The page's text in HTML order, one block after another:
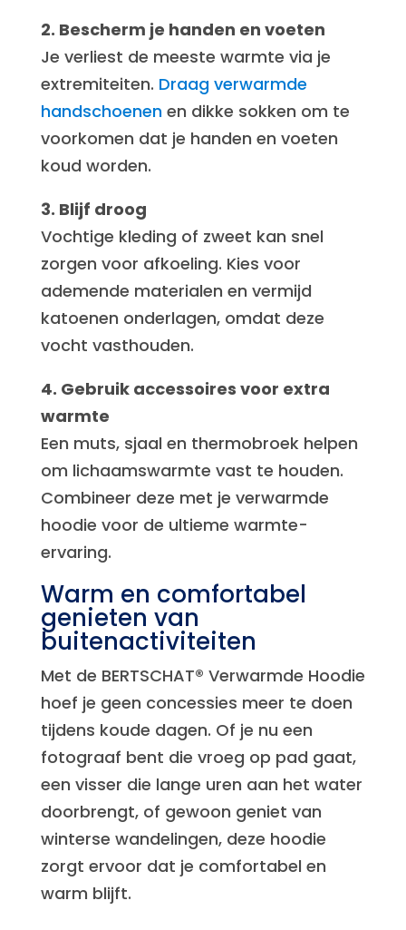
2. Bescherm je handen en voeten
Je verliest de meeste warmte via je
extremiteiten. Draag verwarmde
handschoenenen dikke sokken om te
voorkomen dat je handen en voeten
koud worden.
3. Blijf droog
Vochtige kleding of zweet kan snel
zorgen voor afkoeling. Kies voor
ademende materialen en vermijd
katoenen onderlagen, omdat deze
vocht vasthouden.
4. Gebruik accessoires voor extra
warmte
Een muts, sjaal en thermobroek helpen
om lichaamswarmte vast te houden.
Combineer deze met je verwarmde
hoodie voor de ultieme warmte-
ervaring.
Warm en comfortabel
genieten van
buitenactiviteiten
Met de BERTSCHAT® Verwarmde Hoodie
hoef je geen concessies meer te doen
tijdens koude dagen. Of je nu een
fotograaf bent die vroeg op pad gaat,
een visser die lange uren aan het water
doorbrengt, of gewoon geniet van
winterse wandelingen, deze hoodie
zorgt ervoor dat je comfortabel en
warm blijft.